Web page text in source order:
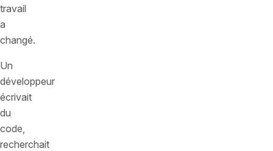
travail
a
changé.
Un
développeur
écrivait
du
code,
recherchait